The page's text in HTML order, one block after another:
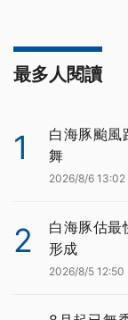
最多人閱讀
1
白海豚颱風
舞
2026/8/6 13:02
2
白海豚估最
形成
2026/8/5 12:50